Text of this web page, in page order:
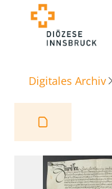
Digitales Archiv